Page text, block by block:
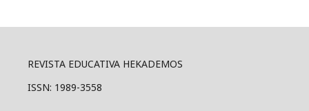
REVISTA EDUCATIVA HEKADEMOS
ISSN: 1989-3558